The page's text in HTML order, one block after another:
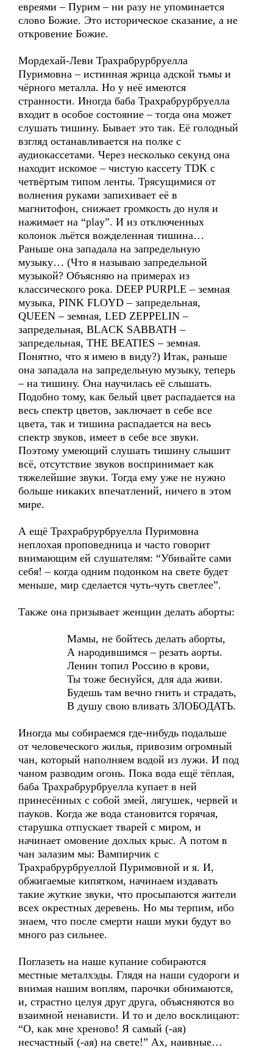
евреями – Пурим – ни разу не упоминается
слово Божие. Это историческое сказание, а не
откровение Божие.
Мордехай-Леви Трахрабрурбруелла
Пуримовна – истинная жрица адской тьмы и
чёрного металла. Но у неё имеются
странности. Иногда баба Трахрабрурбруелла
входит в особое состояние – тогда она может
слушать тишину. Бывает это так. Её голодный
взгляд останавливается на полке с
аудиокассетами. Через несколько секунд она
находит искомое – чистую кассету TDK с
четвёртым типом ленты. Трясущимися от
волнения руками запихивает её в
магнитофон, снижает громкость до нуля и
нажимает на “play”. И из отключенных
колонок льётся вожделенная тишина…
Раньше она западала на запредельную
музыку… (Что я называю запредельной
музыкой? Объясняю на примерах из
классического рока. DEEP PURPLE – земная
музыка, PINK FLOYD – запредельная,
QUEEN – земная, LED ZEPPELIN –
запредельная, BLACK SABBATH –
запредельная, THE BEATIES – земная.
Понятно, что я имею в виду?) Итак, раньше
она западала на запредельную музыку, теперь
– на тишину. Она научилась её слышать.
Подобно тому, как белый цвет распадается на
весь спектр цветов, заключает в себе все
цвета, так и тишина распадается на весь
спектр звуков, имеет в себе все звуки.
Поэтому умеющий слушать тишину слышит
всё, отсутствие звуков воспринимает как
тяжелейшие звуки. Тогда ему уже не нужно
больше никаких впечатлений, ничего в этом
мире.
А ещё Трахрабрурбруелла Пуримовна
неплохая проповедница и часто говорит
внимающим ей слушателям: “Убивайте сами
себя! – когда одним подонком на свете будет
меньше, мир сделается чуть-чуть светлее”.
Также она призывает женщин делать аборты:
Мамы, не бойтесь делать аборты,
А народившимся – резать аорты.
Ленин топил Россию в крови,
Ты тоже беснуйся, для ада живи.
Будешь там вечно гнить и страдать,
В душу свою вливать ЗЛОБОДАТЬ.
Иногда мы собираемся где-нибудь подальше
от человеческого жилья, привозим огромный
чан, который наполняем водой из лужи. И под
чаном разводим огонь. Пока вода ещё тёплая,
баба Трахрабрурбруелла купает в ней
принесённых с собой змей, лягушек, червей и
пауков. Когда же вода становится горячая,
старушка отпускает тварей с миром, и
начинает омовение дохлых крыс. А потом в
чан залазим мы: Вампирчик с
Трахрабрурбруеллой Пуримовной и я. И,
обжигаемые кипятком, начинаем издавать
такие жуткие звуки, что просыпаются жители
всех окрестных деревень. Но мы терпим, ибо
знаем, что после смерти наши муки будут во
много раз сильнее.
Поглазеть на наше купание собираются
местные металхэды. Глядя на наши судороги и
внимая нашим воплям, парочки обнимаются,
и, страстно целуя друг друга, объясняются во
взаимной ненависти. И то и дело восклицают:
“О, как мне хреново! Я самый (-ая)
несчастный (-ая) на свете!” Ах, наивные…